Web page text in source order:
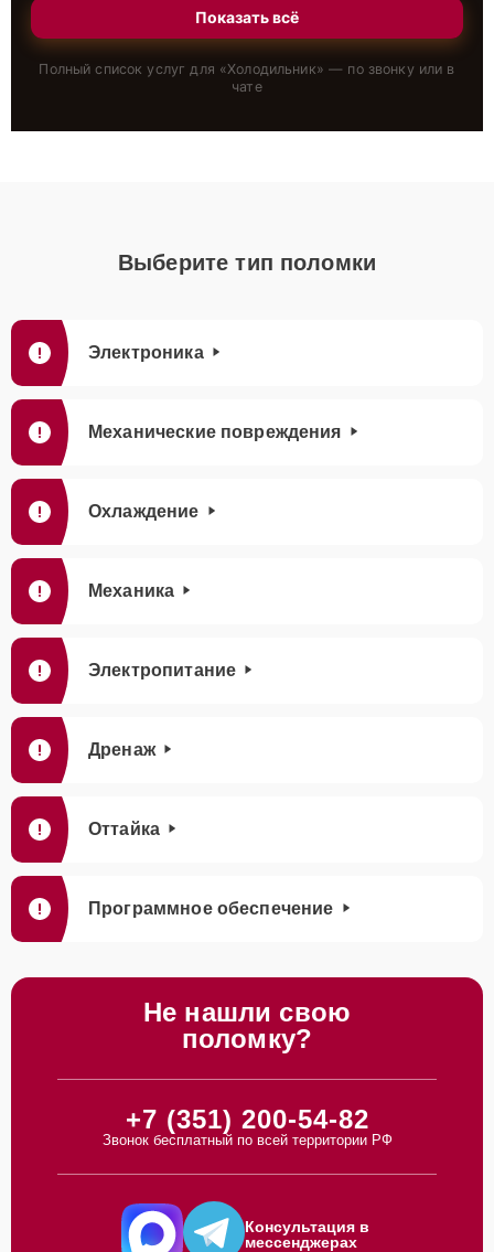
Показать всё
Полный список услуг для «Холодильник» — по звонку или в
чате
Выберите тип поломки
Электроника
Механические повреждения
Охлаждение
Механика
Электропитание
Дренаж
Оттайка
Программное обеспечение
Не нашли свою
поломку?
+7 (351) 200-54-82
Звонок бесплатный по всей территории РФ
Консультация в
мессенджерах